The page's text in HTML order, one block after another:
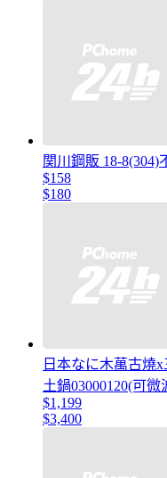
関川鋼販 18-
$158
$180
日本なに木萬古燒
土鍋03000120(可
$1,199
$3,400